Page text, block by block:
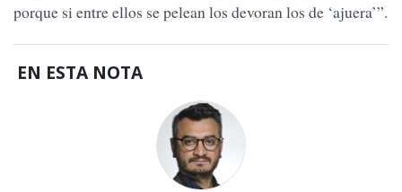
porque si entre ellos se pelean los devoran los de ‘ajuera’”.
EN ESTA NOTA